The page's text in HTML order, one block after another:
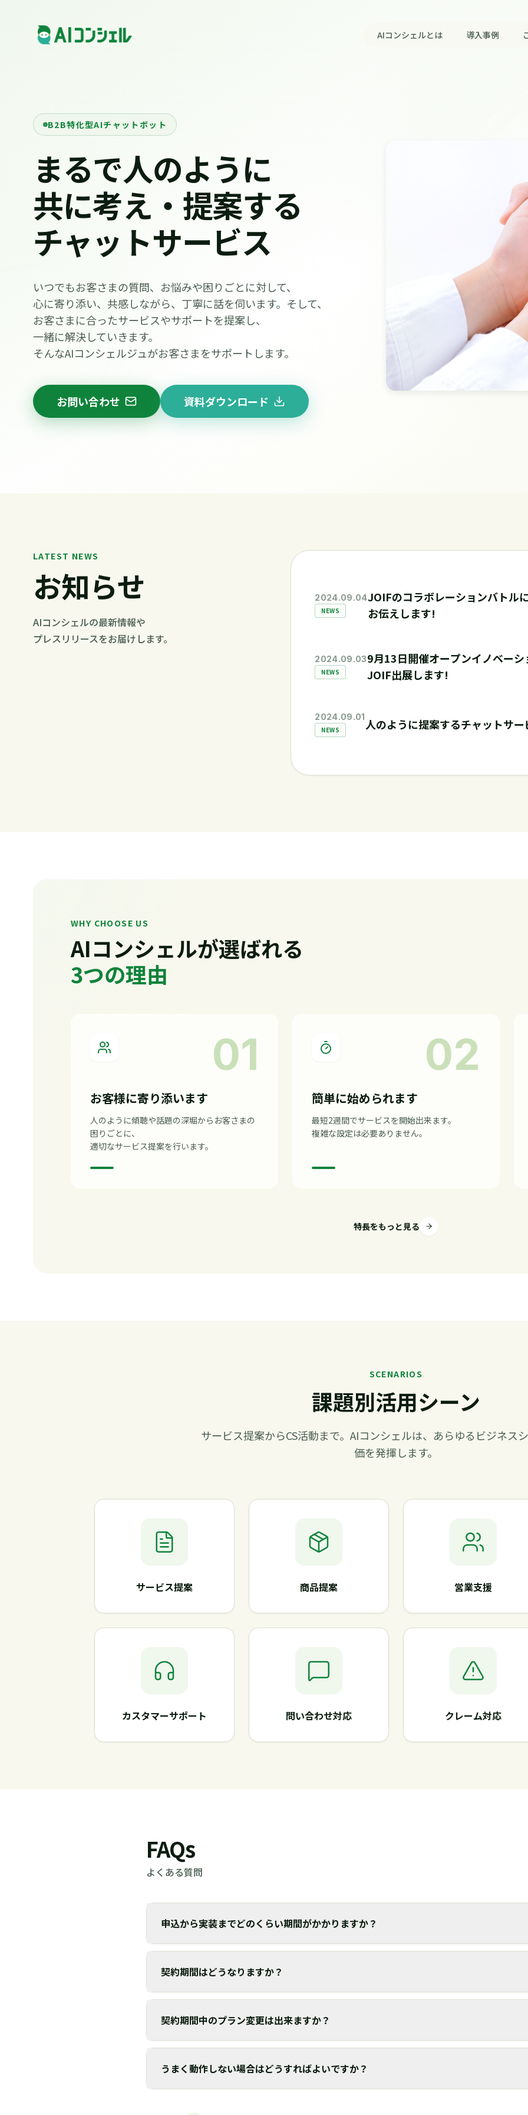
AIコンシェルとは 導入事例
B2B特化型AIチャットボット
まるで人のように
共に考え・提案する
チャットサービス
いつでもお客さまの質問、お悩みや困りごとに対して、
心に寄り添い、共感しながら、丁寧に話を伺います。そして、
お客さまに合ったサービスやサポートを提案し、
一緒に解決していきます。
そんなAIコンシェルジュがお客さまをサポートします。
お問い合わせ 資料ダウンロード
LATEST NEWS
お知らせ
AIコンシェルの最新情報や
プレスリリースをお届けします。
2024.09.04
NEWS
JOIFのコラボレーションバトル
お伝えします!
2024.09.03
NEWS
9月13日開催オープンイノベー
JOIF出展します!
2024.09.01
NEWS 人のように提案するチャットサ
WHY CHOOSE US
AIコンシェルが選ばれる
3つの理由
01
お客様に寄り添います
人のように傾聴や話題の深堀からお客さまの
困りごとに、
適切なサービス提案を行います。
02
簡単に始められます
最短2週間でサービスを開始出来ます。
複雑な設定は必要ありません。
特長をもっと見る
SCENARIOS
課題別活用シーン
サービス提案からCS活動まで。AIコンシェルは、あらゆるビジネス
価を発揮します。
サービス提案 商品提案 営業支援
カスタマーサポート 問い合わせ対応 クレーム対応
FAQs
よくある質問
申込から実装までどのくらい期間がかかりますか？
契約期間はどうなりますか？
契約期間中のプラン変更は出来ますか？
うまく動作しない場合はどうすればよいですか？